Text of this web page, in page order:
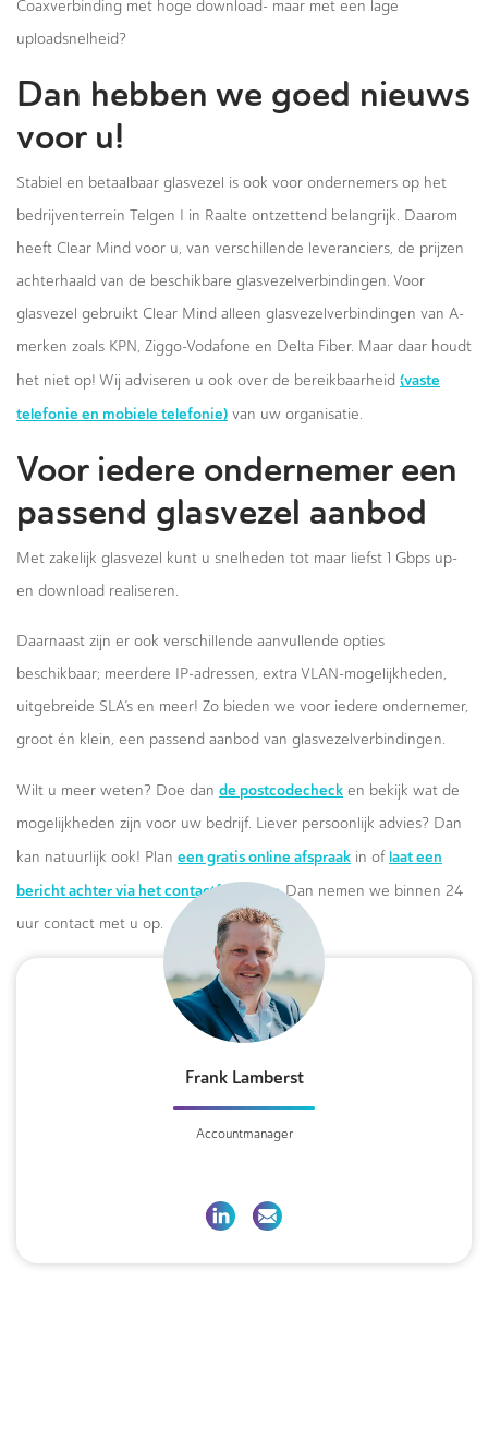
Coaxverbinding met hoge download- maar met een lage
uploadsnelheid?
Dan hebben we goed nieuws
voor u!
Stabiel en betaalbaar glasvezel is ook voor ondernemers op het
bedrijventerrein Telgen I in Raalte ontzettend belangrijk. Daarom
heeft Clear Mind voor u, van verschillende leveranciers, de prijzen
achterhaald van de beschikbare glasvezelverbindingen. Voor
glasvezel gebruikt Clear Mind alleen glasvezelverbindingen van A-
merken zoals KPN, Ziggo-Vodafone en Delta Fiber. Maar daar houdt
het niet op! Wij adviseren u ook over de bereikbaarheid (vaste
telefonie en mobiele telefonie) van uw organisatie.
Voor iedere ondernemer een
passend glasvezel aanbod
Met zakelijk glasvezel kunt u snelheden tot maar liefst 1 Gbps up-
en download realiseren.
Daarnaast zijn er ook verschillende aanvullende opties
beschikbaar; meerdere IP-adressen, extra VLAN-mogelijkheden,
uitgebreide SLA’s en meer! Zo bieden we voor iedere ondernemer,
groot én klein, een passend aanbod van glasvezelverbindingen.
Wilt u meer weten? Doe dan de postcodecheck en bekijk wat de
mogelijkheden zijn voor uw bedrijf. Liever persoonlijk advies? Dan
kan natuurlijk ook! Plan een gratis online afspraak in of laat een
bericht achter via het contactformulier.Dan nemen we binnen 24
uur contact met u op.
Frank Lamberst
Accountmanager